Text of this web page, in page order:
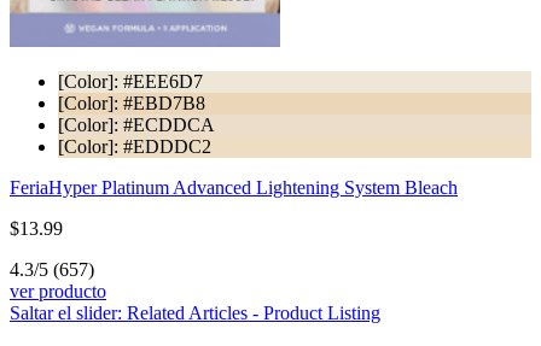
[Color]: #EEE6D7
[Color]: #EBD7B8
[Color]: #ECDDCA
[Color]: #EDDDC2
FeriaHyper Platinum Advanced Lightening System Bleach
$13.99
4.3/5 (657)
ver producto
Saltar el slider: Related Articles - Product Listing